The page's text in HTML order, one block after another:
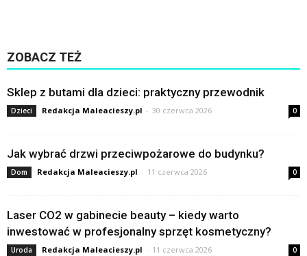
ZOBACZ TEŻ
Sklep z butami dla dzieci: praktyczny przewodnik
Dzieci Redakcja Maleacieszy.pl - 30 czerwca 2026 0
Jak wybrać drzwi przeciwpożarowe do budynku?
Dom Redakcja Maleacieszy.pl - 11 czerwca 2026 0
Laser CO2 w gabinecie beauty – kiedy warto
inwestować w profesjonalny sprzęt kosmetyczny?
Uroda Redakcja Maleacieszy.pl - 11 czerwca 2026 0